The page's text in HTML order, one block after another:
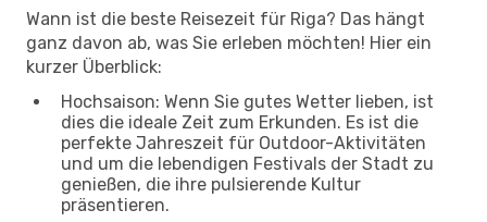
Wann ist die beste Reisezeit für Riga? Das hängt
ganz davon ab, was Sie erleben möchten! Hier ein
kurzer Überblick:
Hochsaison: Wenn Sie gutes Wetter lieben, ist
dies die ideale Zeit zum Erkunden. Es ist die
perfekte Jahreszeit für Outdoor-Aktivitäten
und um die lebendigen Festivals der Stadt zu
genießen, die ihre pulsierende Kultur
präsentieren.